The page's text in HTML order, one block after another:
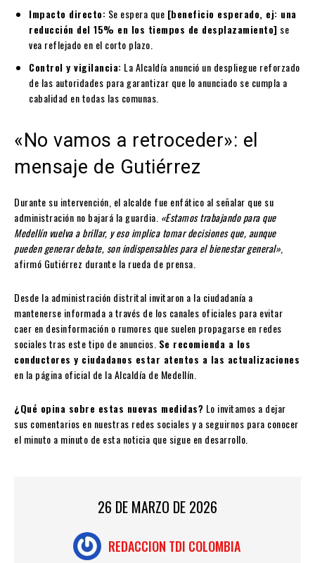
Impacto directo: Se espera que [beneficio esperado, ej: una
reducción del 15% en los tiempos de desplazamiento] se
vea reflejado en el corto plazo.
Control y vigilancia: La Alcaldía anunció un despliegue reforzado
de las autoridades para garantizar que lo anunciado se cumpla a
cabalidad en todas las comunas.
«No vamos a retroceder»: el
mensaje de Gutiérrez
Durante su intervención, el alcalde fue enfático al señalar que su
administración no bajará la guardia. «Estamos trabajando para que
Medellín vuelva a brillar, y eso implica tomar decisiones que, aunque
pueden generar debate, son indispensables para el bienestar general»,
afirmó Gutiérrez durante la rueda de prensa.
Desde la administración distrital invitaron a la ciudadanía a
mantenerse informada a través de los canales oficiales para evitar
caer en desinformación o rumores que suelen propagarse en redes
sociales tras este tipo de anuncios. Se recomienda a los
conductores y ciudadanos estar atentos a las actualizaciones
en la página oficial de la Alcaldía de Medellín.
¿Qué opina sobre estas nuevas medidas? Lo invitamos a dejar
sus comentarios en nuestras redes sociales y a seguirnos para conocer
el minuto a minuto de esta noticia que sigue en desarrollo.
26 DE MARZO DE 2026
REDACCION TDI COLOMBIA